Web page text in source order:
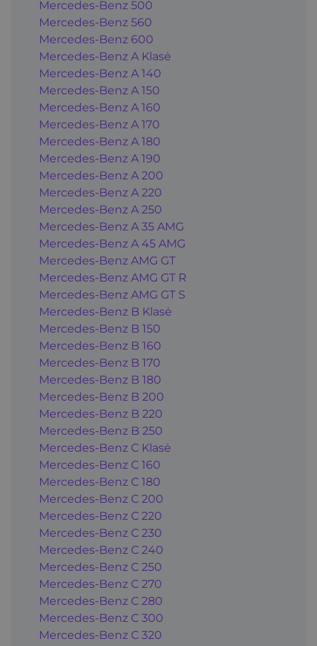
Mercedes-Benz 500
Mercedes-Benz 560
Mercedes-Benz 600
Mercedes-Benz A Klasė
Mercedes-Benz A 140
Mercedes-Benz A 150
Mercedes-Benz A 160
Mercedes-Benz A 170
Mercedes-Benz A 180
Mercedes-Benz A 190
Mercedes-Benz A 200
Mercedes-Benz A 220
Mercedes-Benz A 250
Mercedes-Benz A 35 AMG
Mercedes-Benz A 45 AMG
Mercedes-Benz AMG GT
Mercedes-Benz AMG GT R
Mercedes-Benz AMG GT S
Mercedes-Benz B Klasė
Mercedes-Benz B 150
Mercedes-Benz B 160
Mercedes-Benz B 170
Mercedes-Benz B 180
Mercedes-Benz B 200
Mercedes-Benz B 220
Mercedes-Benz B 250
Mercedes-Benz C Klasė
Mercedes-Benz C 160
Mercedes-Benz C 180
Mercedes-Benz C 200
Mercedes-Benz C 220
Mercedes-Benz C 230
Mercedes-Benz C 240
Mercedes-Benz C 250
Mercedes-Benz C 270
Mercedes-Benz C 280
Mercedes-Benz C 300
Mercedes-Benz C 320